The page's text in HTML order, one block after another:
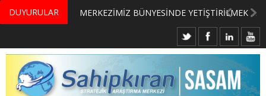
DUYURULAR MERKEZİMİZ BÜNYESİNDE YETİŞTİRİLMEK ÜZERE GÖNÜLLÜ ÜLKE MASASI UZMANI VE UZMAN ADAYLARI ARIYORUZ